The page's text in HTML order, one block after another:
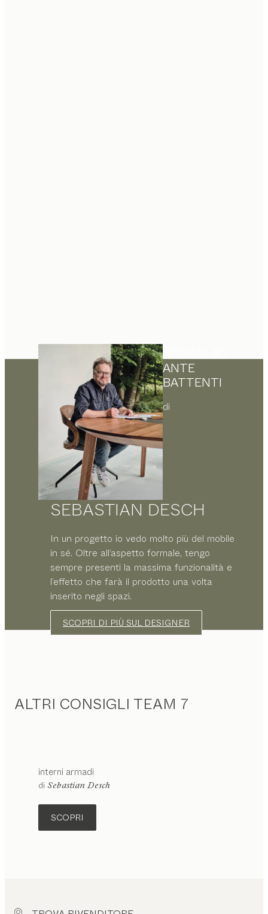
ANTE
BATTENTI
di
SEBASTIAN DESCH
In un progetto io vedo molto più del mobile
in sé. Oltre all’aspetto formale, tengo
sempre presenti la massima funzionalità e
l’effetto che farà il prodotto una volta
inserito negli spazi.
SCOPRI DI PIÙ SUL DESIGNER
ALTRI CONSIGLI TEAM 7
interni armadi
di Sebastian Desch
SCOPRI